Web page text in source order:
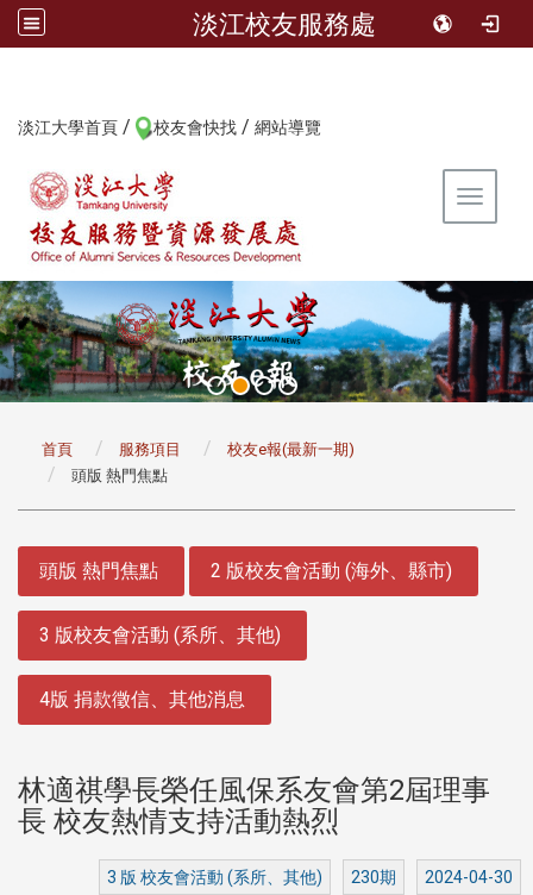
淡江校友服務處
淡江大學首頁 / 校友會快找 / 網站導覽
Toggle
首頁 服務項目
校友e報(最新一期)
頭版 熱門焦點
頭版 熱門焦點 2 版校友會活動 (海外、縣市)
3 版校友會活動 (系所、其他)
4版 捐款徵信、其他消息
林適祺學長榮任風保系友會第2屆理事
長 校友熱情支持活動熱烈
3 版 校友會活動 (系所、其他) 230期 2024-04-30